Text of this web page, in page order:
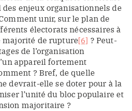
enjeux organisationnels de
unir, sur le plan de
électorats nécessaires à
majorité de rupture[6] ? Peut-
de l’organisation
appareil fortement
? Bref, de quelle
devrait-elle se doter pour à la
l’unité du bloc populaire et
majoritaire ?